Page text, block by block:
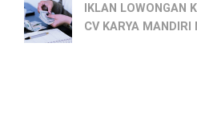
IKLAN LOWONGAN
CV KARYA MANDIRI